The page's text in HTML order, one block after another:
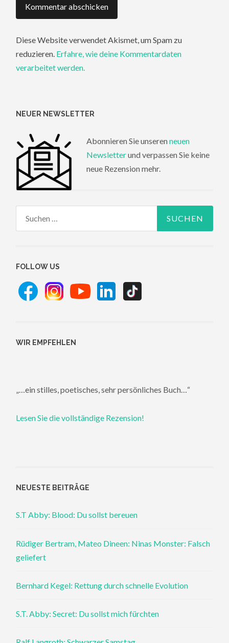
Diese Website verwendet Akismet, um Spam zu
reduzieren. Erfahre, wie deine Kommentardaten
verarbeitet werden.
NEUER NEWSLETTER
Abonnieren Sie unseren neuen
Newsletterund verpassen Sie keine
neue Rezension mehr.
FOLLOW US
WIR EMPFEHLEN
„…ein stilles, poetisches, sehr persönliches Buch…“
Lesen Sie die vollständige Rezension!
NEUESTE BEITRÄGE
S.T Abby: Blood: Du sollst bereuen
Rüdiger Bertram, Mateo Dineen: Ninas Monster: Falsch
geliefert
Bernhard Kegel: Rettung durch schnelle Evolution
S.T. Abby: Secret: Du sollst mich fürchten